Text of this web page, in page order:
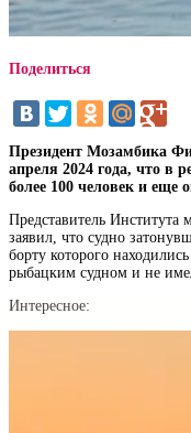
Поделиться
Президент Мозамбика
апреля 2024 года, что в
более 100 человек и еще
Представитель
заявил, что судно
борту которого
рыбацким судном и не
Интересное: